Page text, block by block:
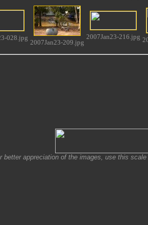
028.jpg
2007Jan23-209.jpg
2007Jan23-216.jpg
better appreciation of the images, use this